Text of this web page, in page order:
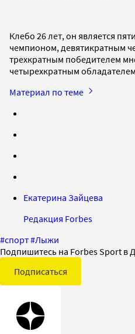
Клебо 26 лет, он является
чемпионом, девятикратным
трехкратным победителем
четырехкратным
Материал по теме
Екатерина Зайцева
Редакция Forbes
#спорт#Лыжи
Подпишитесь на Forbes Sport в
Подписаться